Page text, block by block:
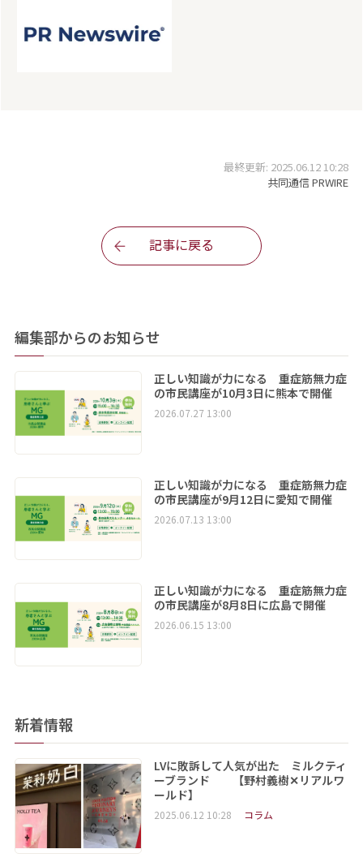
最終更新: 2025.06.12 10:28
共同通信 PRWIRE
記事に戻る
編集部からのお知らせ
正しい知識が力になる 重症筋無力症
の市民講座が10月3日に熊本で開催
2026.07.27 13:00
正しい知識が力になる 重症筋無力症
の市民講座が9月12日に愛知で開催
2026.07.13 13:00
正しい知識が力になる 重症筋無力症
の市民講座が8月8日に広島で開催
2026.06.15 13:00
新着情報
LVに敗訴して人気が出た ミルクティ
ーブランド 【野村義樹✕リアルワ
ールド】
2025.06.12 10:28 コラム